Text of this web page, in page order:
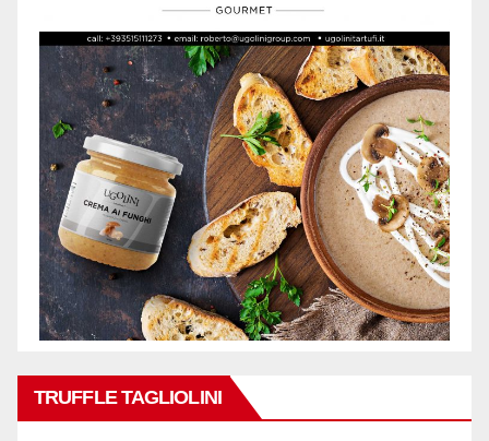
TRUFFLE TAGLIOLINI